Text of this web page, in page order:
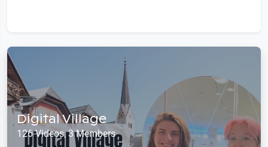
Digital Village
126 Videos, 3 Members